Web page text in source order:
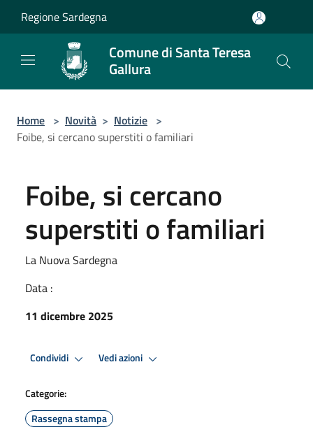
Regione Sardegna
Comune di Santa Teresa
Gallura
Home > Novità > Notizie >
Foibe, si cercano superstiti o familiari
Foibe, si cercano
superstiti o familiari
La Nuova Sardegna
Data :
11 dicembre 2025
Condividi Vedi azioni
Categorie:
Rassegna stampa